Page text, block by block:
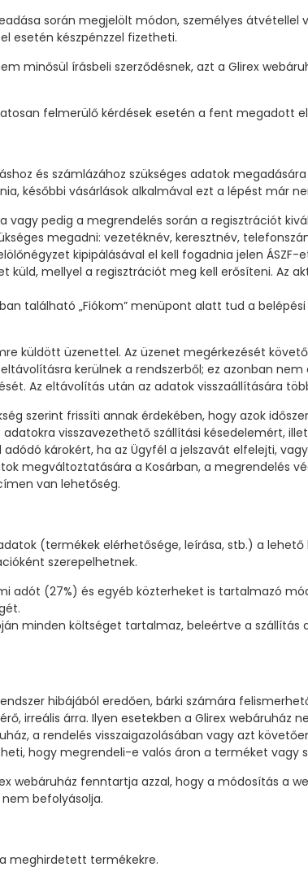
során megjelölt módon, személyes
esetén készpénzzel fizetheti.
minősül írásbeli szerződésnek, azt a Glirex
felmerülő kérdések esetén a fent megadott
és számlázához szükséges adatok
későbbi vásárlások alkalmával ezt a lépést már
vagy pedig a megrendelés során a regisztrációt
megadni: vezetéknév, keresztnév,
kipipálásával el kell fogadnia jelen
mellyel a regisztrációt meg kell erősíteni. Az
található „Fiókom” menüpont alatt tud a
küldött üzenettel. Az üzenet megérkezését
kerülnek a rendszerből; ez azonban
Az eltávolítás után az adatok visszaállítására
szerint frissíti annak érdekében, hogy azok
visszavezethető szállítási késedelemért,
károkért, ha az Ügyfél a jelszavát elfelejti,
megváltoztatására a Kosárban, a megrendelés
van lehetőség.
(termékek elérhetősége, leírása, stb.) a
szerepelhetnek.
adót (27%) és egyéb közterheket is tartalmazó
minden költséget tartalmaz, beleértve a
hibájából eredően, bárki számára
irreális árra. Ilyen esetekben a Glirex webáruház
a rendelés visszaigazolásában vagy azt
hogy megrendeli-e valós áron a terméket vagy
webáruház fenntartja azzal, hogy a módosítás a
befolyásolja.
meghirdetett termékekre.